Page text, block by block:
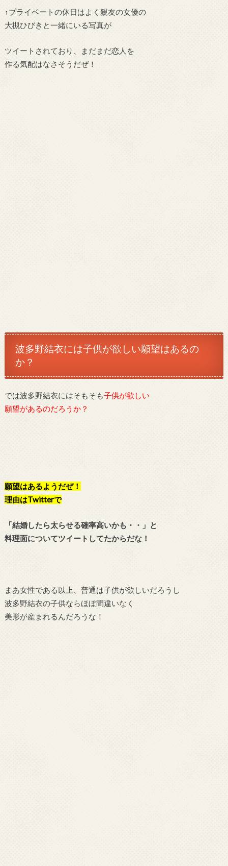
↑プライベートの休日はよく親友の女優の
大槻ひびきと一緒にいる写真が
ツイートされており、まだまだ恋人を
作る気配はなさそうだぜ！
波多野結衣には子供が欲しい願望はあるの
か？
では波多野結衣にはそもそも子供が欲しい
願望があるのだろうか？
願望はあるようだぜ！
理由はTwitterで
「結婚したら太らせる確率高いかも・・」と
料理面についてツイートしてたからだな！
まあ女性である以上、普通は子供が欲しいだろうし
波多野結衣の子供ならほぼ間違いなく
美形が産まれるんだろうな！